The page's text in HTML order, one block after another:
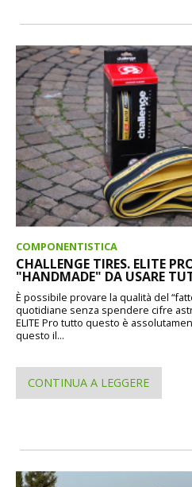
COMPONENTISTICA
CHALLENGE TIRES. ELITE
"HANDMADE" DA USARE
È possibile provare la qualità del
quotidiane senza spendere cifre
ELITE Pro tutto questo è
questo il...
CONTINUA A LEGGERE